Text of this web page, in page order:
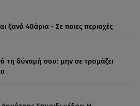
ξανά 40άρια - Σε ποιες περιοχές
τη δύναμή σου: μην σε τρομάζει